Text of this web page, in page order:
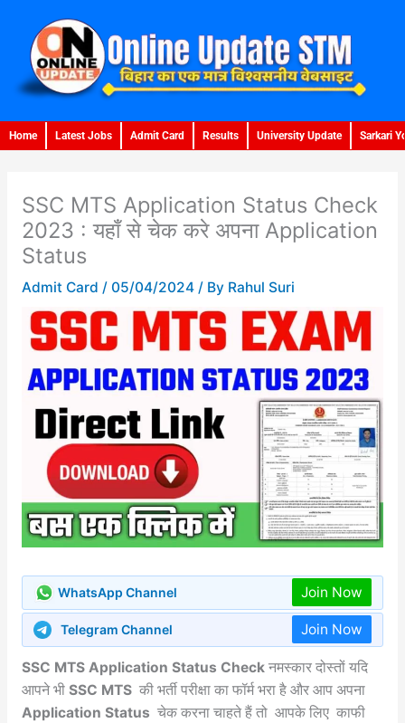
content
Home Latest Jobs Admit Card Results University Update Sarkari
SSC MTS Application Status Check
2023 : यहाँ से चेक करे अपना Application
Status
Admit Card / 05/04/2024 / By Rahul Suri
WhatsApp Channel Join Now
Telegram Channel Join Now
SSC MTS Application Status Check नमस्कार दोस्तों यदि
आपने भी SSC MTSकी भर्ती परीक्षा का फॉर्म भरा है और आप अपना
Application Status चेक करना चाहते हैं तो आपके लिए काफी